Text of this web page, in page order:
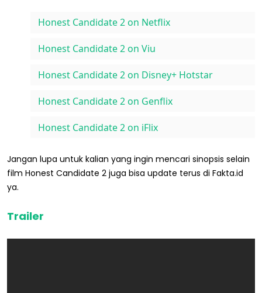
Honest Candidate 2 on Netflix
Honest Candidate 2 on Viu
Honest Candidate 2 on Disney+ Hotstar
Honest Candidate 2 on Genflix
Honest Candidate 2 on iFlix
Jangan lupa untuk kalian yang ingin mencari sinopsis selain
film Honest Candidate 2 juga bisa update terus di Fakta.id
ya.
Trailer